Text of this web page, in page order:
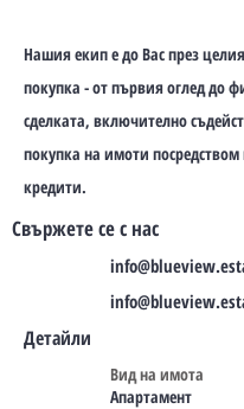
Нашия екип е до Вас през
покупка - от първия оглед до
сделката, включително
покупка на имоти посредством
кредити.
Свържете се с нас
Детайли
Вид на имота
Апартамент